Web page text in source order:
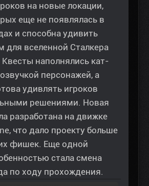
на новые локации,
еще не появлялась в
и способна удивить
для вселенной Сталкера
наполнялись кат-
персонажей, а
удивлять игроков
решениями. Новая
разработана на движке
что дало проекту больше
фишек. Еще одной
стала смена
по ходу прохождения.